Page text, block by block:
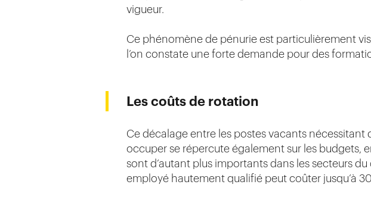
vigueur.
Ce phénomène de pénurie est particulièrement
l’on constate une forte demande pour des
Les coûts de rotation
Ce décalage entre les postes vacants
occuper se répercute également sur les budgets,
sont d’autant plus importants dans les secteurs
employé hautement qualifié peut coûter jusqu’à